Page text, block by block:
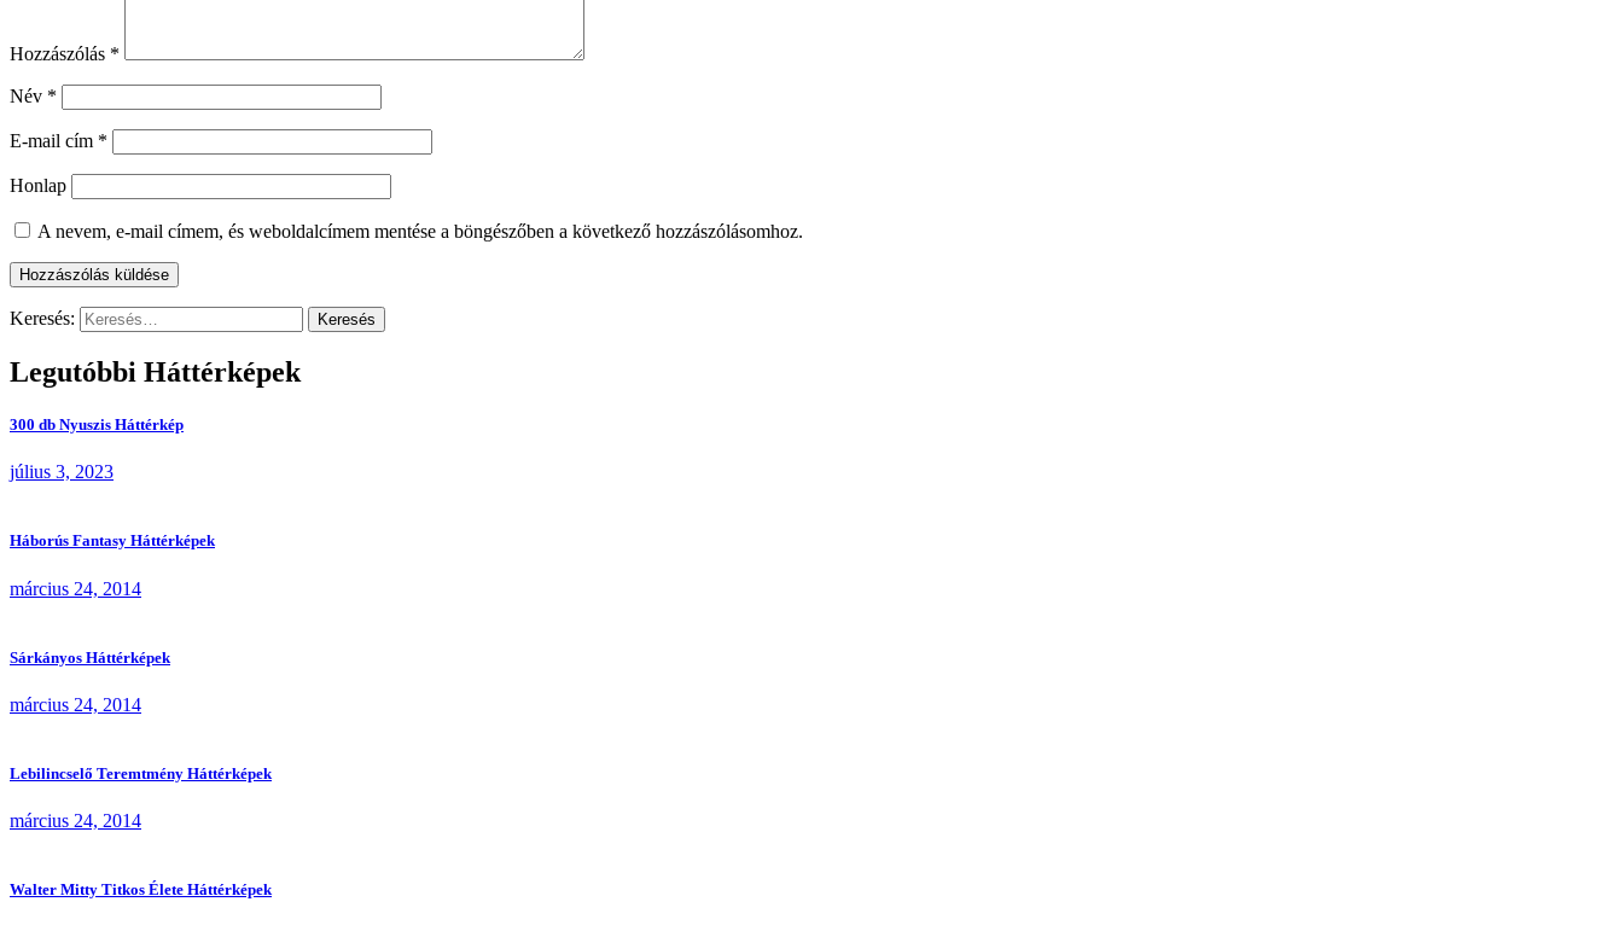
Hozzászólás *
Név *
E-mail cím *
Honlap
A nevem, e-mail címem, és weboldalcímem mentése a böngészőben a következő hozzászólásomhoz.
Keresés:
Legutóbbi Háttérképek
300 db Nyuszis Háttérkép
július 3, 2023
Háborús Fantasy Háttérképek
március 24, 2014
Sárkányos Háttérképek
március 24, 2014
Lebilincselő Teremtmény Háttérképek
március 24, 2014
Walter Mitty Titkos Élete Háttérképek